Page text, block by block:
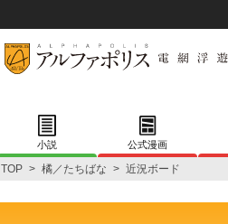
小説 公式漫画
TOP > 橘／たちばな > 近況ボード